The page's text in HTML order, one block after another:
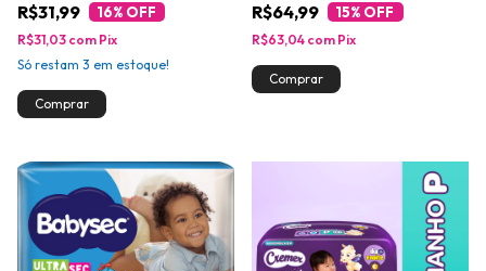
R$31,99 16% OFF
R$31,03 com Pix
Só restam 3 em estoque!
R$64,99 15% OFF
R$63,04 com Pix